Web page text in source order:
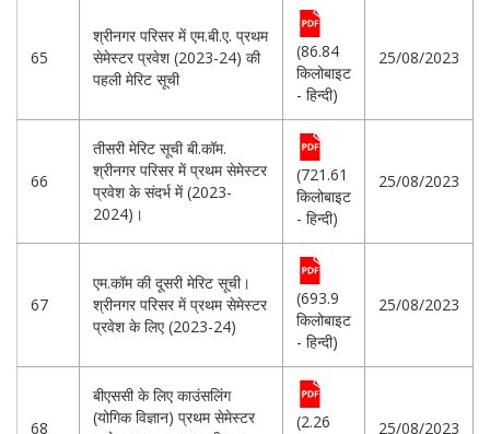
65
श्रीनगर परिसर में एम.बी.ए. प्रथम
सेमेस्टर प्रवेश (2023-24) की
पहली मेरिट सूची
(86.84
किलोबाइट
- हिन्दी)
25/08/2023
66
तीसरी मेरिट सूची बी.कॉम.
श्रीनगर परिसर में प्रथम सेमेस्टर
प्रवेश के संदर्भ में (2023-
2024)।
(721.61
किलोबाइट
- हिन्दी)
25/08/2023
67
एम.कॉम की दूसरी मेरिट सूची।
श्रीनगर परिसर में प्रथम सेमेस्टर
प्रवेश के लिए (2023-24)
(693.9
किलोबाइट
- हिन्दी)
25/08/2023
68
बीएससी के लिए काउंसलिंग
(योगिक विज्ञान) प्रथम सेमेस्टर
(2.26
25/08/2023